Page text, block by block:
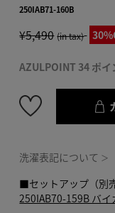
250IAB71-160B
¥5,490 (in tax)
AZULPOINT 34 ポイ
洗濯表記について ＞
■セットアップ（別売
250IAB70-159B バ